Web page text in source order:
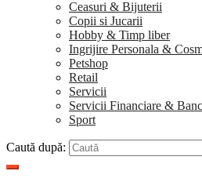
Ceasuri & Bijuterii
Copii si Jucarii
Hobby & Timp liber
Ingrijire Personala &
Petshop
Retail
Servicii
Servicii Financiare &
Sport
Caută după: